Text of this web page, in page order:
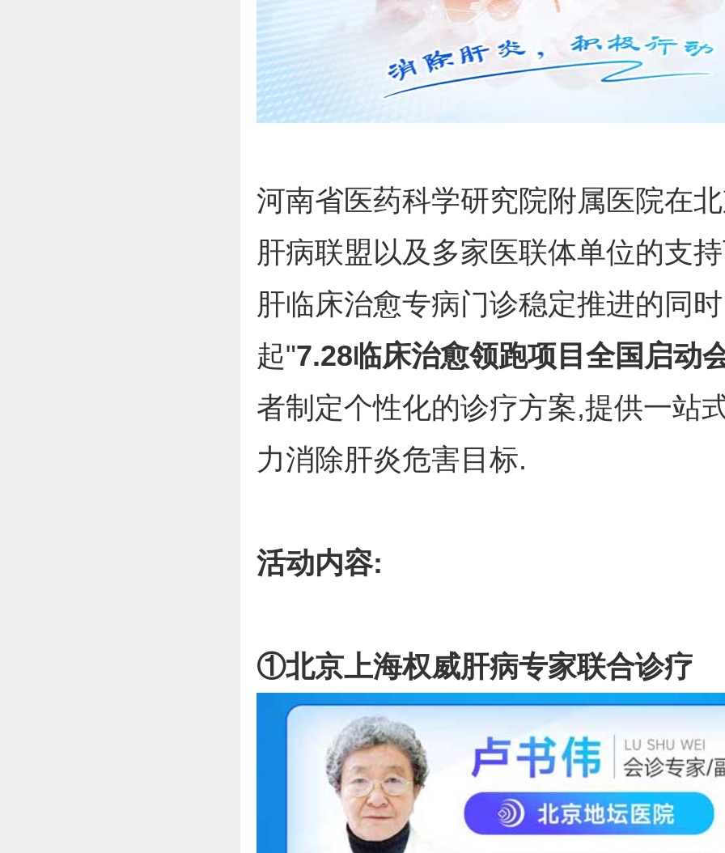
河南省医药科学研究院附属医院在
肝病联盟以及多家医联体单位的支
肝临床治愈专病门诊稳定推进的同
起"7.28临床治愈领跑项目全国启动
者制定个性化的诊疗方案,提供一站
力消除肝炎危害目标.
活动内容:
①北京上海权威肝病专家联合诊疗